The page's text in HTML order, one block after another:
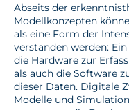
Abseits der
Modellkonzepten
als eine Form der
verstanden werden:
die Hardware zur
als auch die Software
dieser Daten. Digitale
Modelle und